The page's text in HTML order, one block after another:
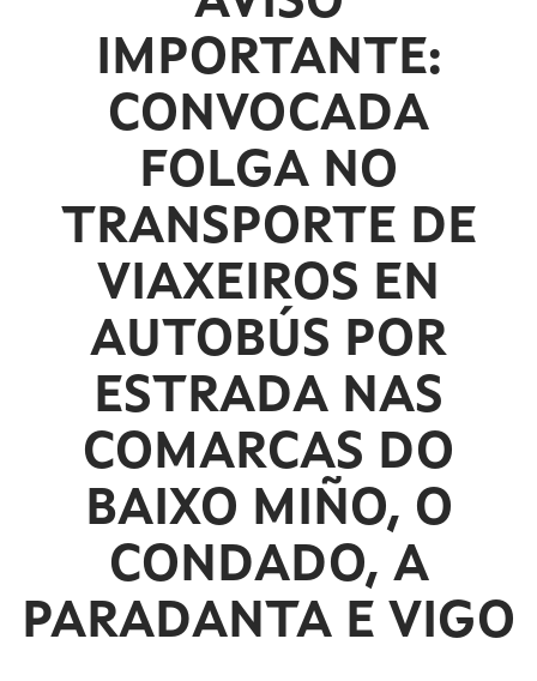
IMPORTANTE:
CONVOCADA
FOLGA NO
TRANSPORTE DE
VIAXEIROS EN
AUTOBÚS POR
ESTRADA NAS
COMARCAS DO
BAIXO MIÑO, O
CONDADO, A
PARADANTA E VIGO